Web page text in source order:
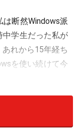
断然Windows派
中学生だった私が
れから15年経ち
を使い続けて今